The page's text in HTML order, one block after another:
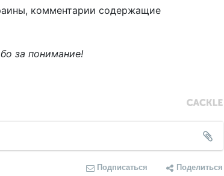
комментарии содержащие
за понимание!
Подписаться Поделиться